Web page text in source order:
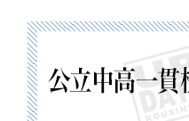
ー
ジ
送
り